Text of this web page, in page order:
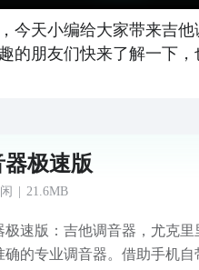
今天小编给大家带来吉他
的朋友们快来了解一下
器极速版
21.6MB
极速版：吉他调音器，尤克
确的专业调音器。借助手机